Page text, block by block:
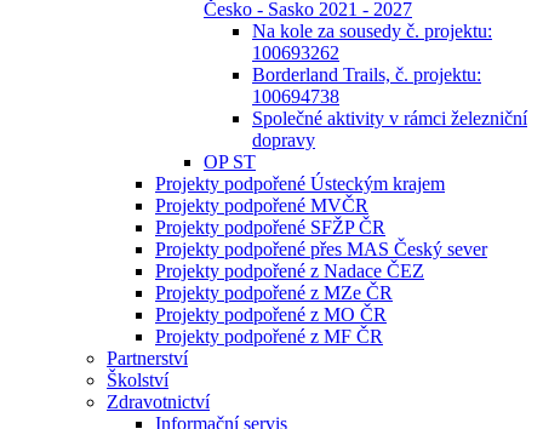
Česko - Sasko 2021 - 2027
Na kole za sousedy č. projektu:
100693262
Borderland Trails, č. projektu:
100694738
Společné aktivity v rámci železniční
dopravy
OP ST
Projekty podpořené Ústeckým krajem
Projekty podpořené MVČR
Projekty podpořené SFŽP ČR
Projekty podpořené přes MAS Český sever
Projekty podpořené z Nadace ČEZ
Projekty podpořené z MZe ČR
Projekty podpořené z MO ČR
Projekty podpořené z MF ČR
Partnerství
Školství
Zdravotnictví
Informační servis